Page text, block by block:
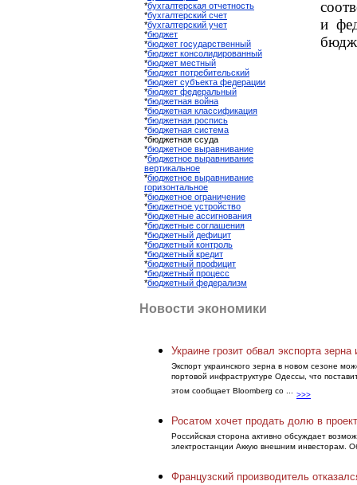
*бухгалтерская отчетность
*бухгалтерский счет
*бухгалтерский учет
*бюджет
*бюджет государственный
*бюджет консолидированный
*бюджет местный
*бюджет потребительский
*бюджет субъекта федерации
*бюджет федеральный
*бюджетная война
*бюджетная классификация
*бюджетная роспись
*бюджетная система
*бюджетная ссуда
*бюджетное выравнивание
*бюджетное выравнивание
вертикальное
*бюджетное выравнивание
горизонтальное
*бюджетное ограничение
*бюджетное устройство
*бюджетные ассигнования
*бюджетные соглашения
*бюджетный дефицит
*бюджетный контроль
*бюджетный кредит
*бюджетный профицит
*бюджетный процесс
*бюджетный федерализм
и
Новости экономики
Украине грозит обвал экспорта
Экспорт украинского зерна в новом сезоне
портовой инфраструктуре Одессы, что
этом сообщает Bloomberg со ... >>>
Росатом хочет продать долю в
Российская сторона активно обсуждает
электростанции Аккую внешним инвесторам.
Французский производитель